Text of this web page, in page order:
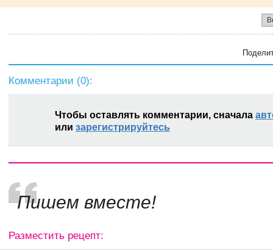
Комментарии (0):
Чтобы оставлять комментарии, сначала
или зарегистрируйтесь
Пишем вместе!
Разместить рецепт: